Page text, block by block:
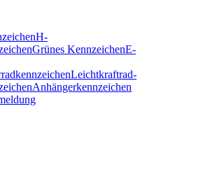
H-
Grünes KennzeichenE-
Leichtkraftrad­
Anhängerkennzeichen